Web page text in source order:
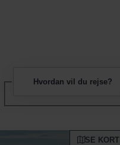
Hvordan vil du rejse?
SE KORT